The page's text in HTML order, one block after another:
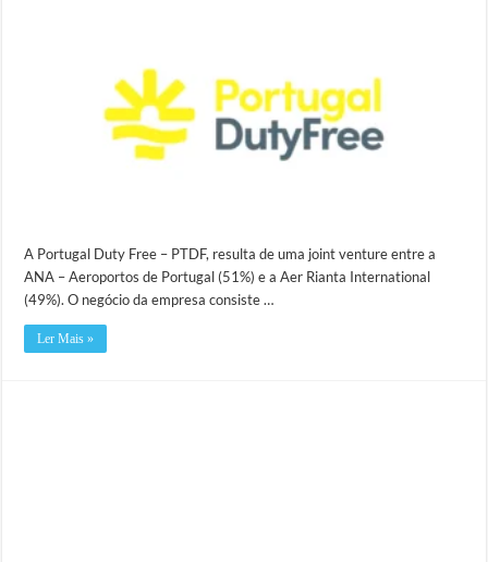
A Portugal Duty Free – PTDF, resulta de uma joint venture entre a
ANA – Aeroportos de Portugal (51%) e a Aer Rianta International
(49%). O negócio da empresa consiste …
Ler Mais »